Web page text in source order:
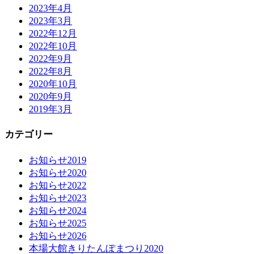
2023年4月
2023年3月
2022年12月
2022年10月
2022年9月
2022年8月
2020年10月
2020年9月
2019年3月
カテゴリー
お知らせ2019
お知らせ2020
お知らせ2022
お知らせ2023
お知らせ2024
お知らせ2025
お知らせ2026
本場大館きりたんぽまつり2020